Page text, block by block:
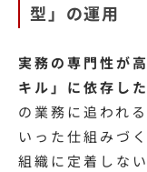
型」の運用
実務の専門性が
キル」に依存し
の業務に追われ
いった仕組みづ
組織に定着しな